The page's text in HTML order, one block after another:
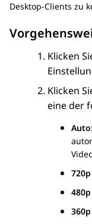
Desktop-Clients zu
Klicken
Klicken
eine der
Auto:
720p
480p
360p